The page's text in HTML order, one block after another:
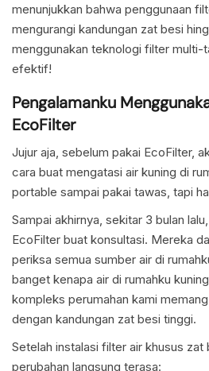
menunjukkan bahwa penggunaan
mengurangi kandungan zat besi
menggunakan teknologi filter multi-
efektif!
Pengalamanku
EcoFilter
Jujur aja, sebelum pakai EcoFilter,
cara buat mengatasi air kuning di
portable sampai pakai tawas, tapi
Sampai akhirnya, sekitar 3 bulan
EcoFilter buat konsultasi. Mereka
periksa semua sumber air di
banget kenapa air di rumahku
kompleks perumahan kami
dengan kandungan zat besi tinggi.
Setelah instalasi filter air khusus zat
perubahan langsung terasa: